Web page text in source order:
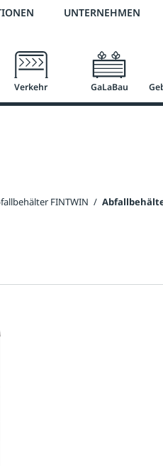
Vorkassen-SkontoUNTERNEHMEN
Verkehr GaLaBau
FINTWIN /